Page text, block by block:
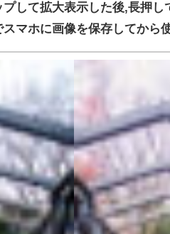
して拡大表示した後,長押し
スマホに画像を保存してから